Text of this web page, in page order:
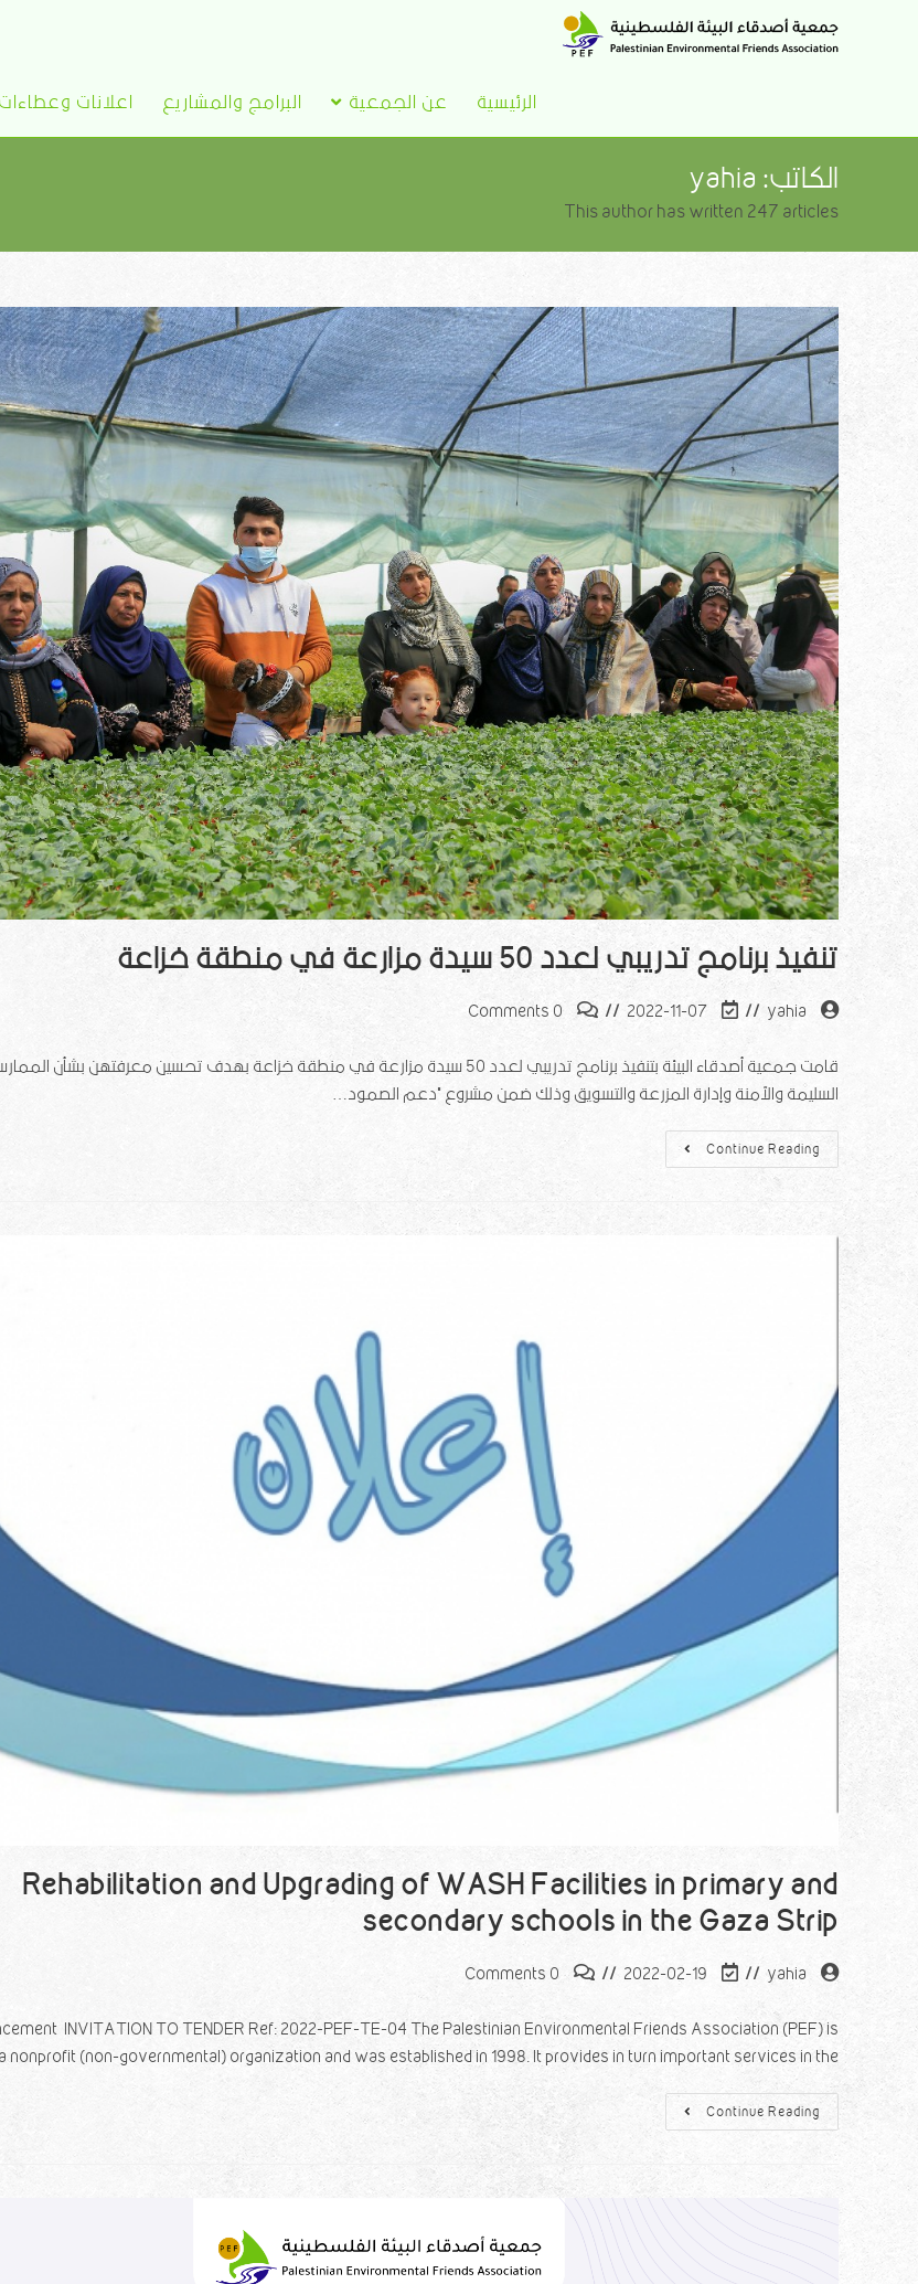
الرئيسية عن الجمعية البرامج والمشاريع اعلانات وعطاءات
الكاتب: yahia
This author has written 247 articles
تنفيذ برنامج تدريبي لعدد 50 سيدة مزارعة في منطقة خزاعة
yahia
2022-11-07
0 Comments
قامت جمعية أصدقاء البيئة بتنفيذ برنامج تدريبي لعدد 50 سيدة مزارعة في منطقة خزاعة بهدف تحسين معرفتهن بشأن
السليمة والآمنة وإدارة المزرعة والتسويق وذلك ضمن مشروع "دعم الصمود…
Continue Reading
Rehabilitation and Upgrading of WASH Facilities in primary and
secondary schools in the Gaza Strip
yahia
2022-02-19
0 Comments
INVITATION TO TENDER Ref: 2022-PEF-TE-04 The Palestinian Environmental Friends Association (PEF) is
a nonprofit (non-governmental) organization and was established in 1998. It provides in turn important services in the…
Continue Reading